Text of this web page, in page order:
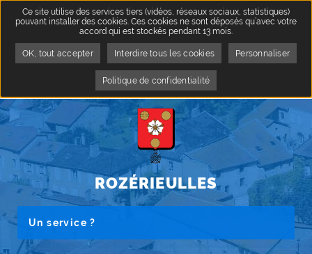
ROZÉRIEULLES
Ce site utilise des services tiers (vidéos, réseaux sociaux, statistiques)
pouvant installer des cookies. Ces cookies ne sont déposés qu’avec votre
accord qui est stockés pendant 13 mois.
OK, tout accepter Interdire tous les cookies Personnaliser
Politique de confidentialité